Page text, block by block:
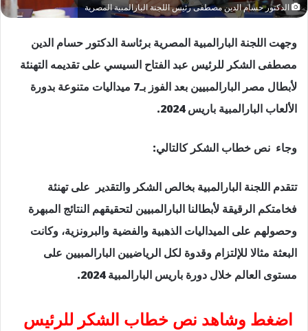
الدكتور حسام الدين مصطفى رئيس اللجنة البارالمبية المصرية
وجهت اللجنة البارالمبية المصرية برئاسة الدكتور حسام الدين
مصطفى الشكر للرئيس عبد الفتاح السيسي على تقديمه التهنئة
لأبطال مصر البارالمبيين بعد الفوز بـ7 ميداليات متنوعة بدورة
الألعاب البارالمبية باريس 2024.
وجاء نص خطاب الشكر كالتالي:
تتقدم اللجنة البارالمبية بخالص الشكر والتقدير على تهنئة
فخامتكم الرقيقة لأبطالنا البارالمبيين لتحقيقهم النتائج المبهرة
وحصولهم على الميداليات الذهبية والفضية والبرونزية، وكانت
البعثة مثالا للإلتزام وقدوة لكل الرياضيين البارالمبيين على
مستوى العالم خلال دورة باريس البارالمبية 2024.
اضغط وشاهد نص خطاب الشكر للرئيس